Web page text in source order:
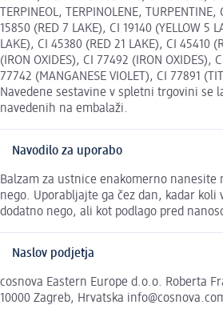
TERPINEOL, TERPINOLENE,
15850 (RED 7 LAKE), CI 19140 (YELLOW 5
LAKE), CI 45380 (RED 21 LAKE), CI 45410
(IRON OXIDES), CI 77492 (IRON OXIDES),
77742 (MANGANESE VIOLET), CI 77891
Navedene sestavine v spletni trgovini se
navedenih na embalaži.
Navodilo za uporabo
Balzam za ustnice enakomerno nanesite
nego. Uporabljajte ga čez dan, kadar koli
dodatno nego, ali kot podlago pred
Naslov podjetja
cosnova Eastern Europe d.o.o. Roberta
10000 Zagreb, Hrvatska